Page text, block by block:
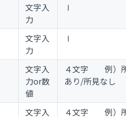
文字入
力
Ⅰ
文字入
力
Ⅰ
文字入
力or数
値
４文字 例）
あり/所見なし
文字入
４文字 例）